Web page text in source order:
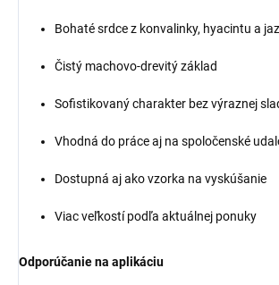
Bohaté srdce z konvalinky, hyacintu a
Čistý machovo-drevitý základ
Sofistikovaný charakter bez výraznej
Vhodná do práce aj na spoločenské
Dostupná aj ako vzorka na vyskúšanie
Viac veľkostí podľa aktuálnej ponuky
Odporúčanie na aplikáciu